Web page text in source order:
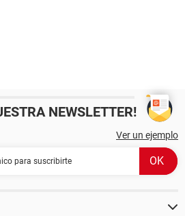
NEWSLETTER!
Ver un ejemplo